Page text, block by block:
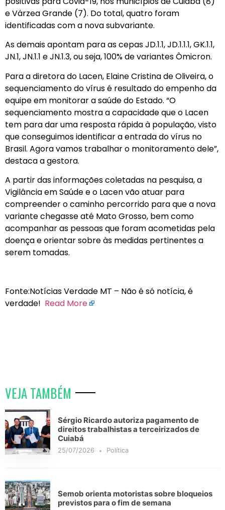
e Várzea Grande (7). Do total, quatro foram
identificadas com a nova subvariante.
As demais apontam para as cepas JD.1.1, JD.1.1.1, GK.1.1,
JN.1, JN.1.1 e JN.1.3, ou seja, 100% de variantes Ômicron.
Para a diretora do Lacen, Elaine Cristina de Oliveira, o
sequenciamento do vírus é resultado do empenho da
equipe em monitorar a saúde do Estado. “O
sequenciamento mostra a capacidade que o Lacen
tem para dar uma resposta rápida à população, visto
que conseguimos identificar a entrada do vírus no
Brasil. Agora vamos trabalhar o monitoramento dele”,
destaca a gestora.
A partir das informações coletadas na pesquisa, a
Vigilância em Saúde e o Lacen vão atuar para
compreender o caminho percorrido para que a nova
variante chegasse até Mato Grosso, bem como
acompanhar as pessoas que foram acometidas pela
doença e orientar sobre às medidas pertinentes a
serem tomadas.
Fonte:Notícias Verdade MT – Não é só notícia, é
verdade! Read More
VEJA TAMBÉM
Sérgio Ricardo autoriza pagamento de
direitos trabalhistas a terceirizados de
Cuiabá
25/07/2026 Política
Semob orienta motoristas sobre bloqueios
previstos para o fim de semana